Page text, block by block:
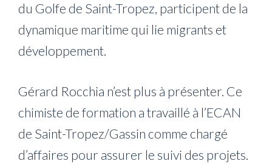
du Golfe de Saint-Tropez, participent de la
dynamique maritime qui lie migrants et
développement.
Gérard Rocchia n’est plus à présenter. Ce
chimiste de formation a travaillé à l’ECAN
de Saint-Tropez/Gassin comme chargé
d’affaires pour assurer le suivi des projets.